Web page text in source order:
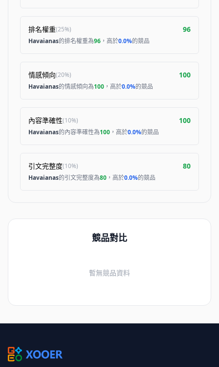
排名權重(25%) 96
Havaianas的排名權重為96 ，高於0.0%的競品
情感傾向(20%) 100
Havaianas的情感傾向為100 ，高於0.0%的競品
內容準確性(10%) 100
Havaianas的內容準確性為100 ，高於0.0%的競品
引文完整度(10%) 80
Havaianas的引文完整度為80 ，高於0.0%的競品
競品對比
暫無競品資料